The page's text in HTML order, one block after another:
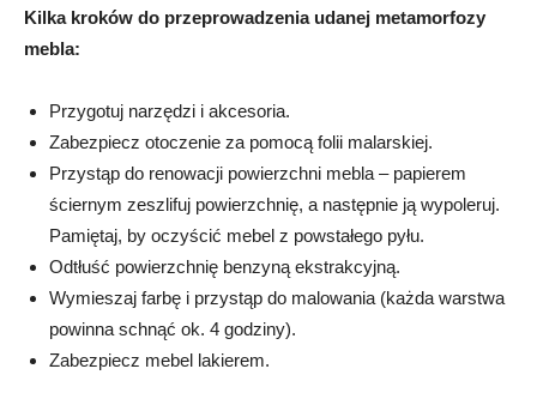
Kilka kroków do przeprowadzenia udanej metamorfozy
mebla:
Przygotuj narzędzi i akcesoria.
Zabezpiecz otoczenie za pomocą folii malarskiej.
Przystąp do renowacji powierzchni mebla – papierem
ściernym zeszlifuj powierzchnię, a następnie ją wypoleruj.
Pamiętaj, by oczyścić mebel z powstałego pyłu.
Odtłuść powierzchnię benzyną ekstrakcyjną.
Wymieszaj farbę i przystąp do malowania (każda warstwa
powinna schnąć ok. 4 godziny).
Zabezpiecz mebel lakierem.